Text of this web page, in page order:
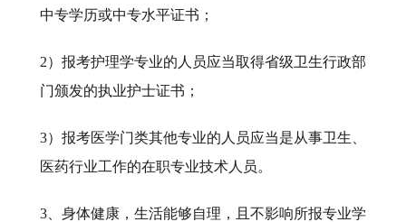
中专学历或中专水平证书；
2）报考护理学专业的人员应当取得省级卫生行政部
门颁发的执业护士证书；
3）报考医学门类其他专业的人员应当是从事卫生、
医药行业工作的在职专业技术人员。
3、身体健康，生活能够自理，且不影响所报专业学